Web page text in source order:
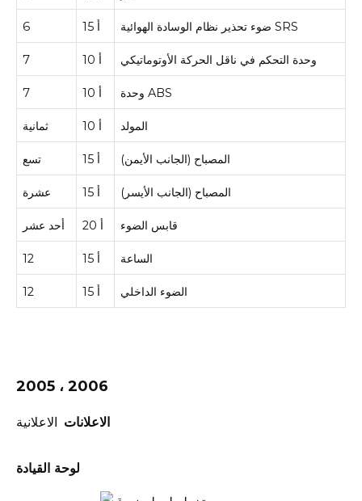
6 15 أ ضوء تحذير نظام الوسادة الهوائية SRS
7 10 أ وحدة التحكم في ناقل الحركة الأوتوماتيكي
7 10 أ وحدة ABS
ثمانية 10 أ المولد
تسع 15 أ المصباح (الجانب الأيمن)
عشرة 15 أ المصباح (الجانب الأيسر)
أحد عشر 20 أ قابس الضوء
12 15 أ الساعة
12 15 أ الضوء الداخلي
2005 ، 2006
الاعلانات الاعلانية
لوحة القيادة